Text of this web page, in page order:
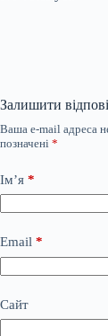
Залишити
Ваша e-mail адреса
позначені *
Ім’я *
Email *
Сайт